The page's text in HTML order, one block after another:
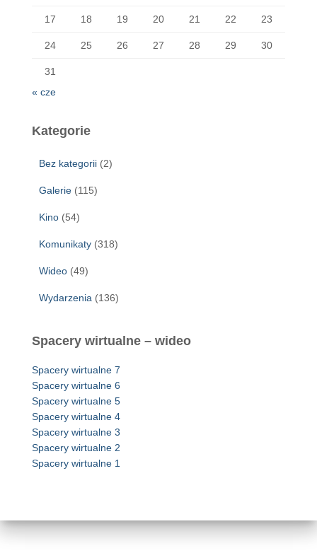
17 18 19 20 21 22 23
24 25 26 27 28 29 30
31
« cze
Kategorie
Bez kategorii (2)
Galerie (115)
Kino (54)
Komunikaty (318)
Wideo (49)
Wydarzenia (136)
Spacery wirtualne – wideo
Spacery wirtualne 7
Spacery wirtualne 6
Spacery wirtualne 5
Spacery wirtualne 4
Spacery wirtualne 3
Spacery wirtualne 2
Spacery wirtualne 1